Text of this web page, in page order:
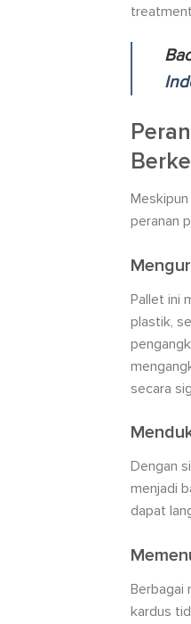
peranan
Pallet ini
plastik,
secara
Dengan
menjadi
dapat
Berbagai
kardus